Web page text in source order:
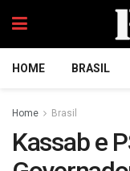
HOME BRASIL
Home Brasil
Kassab e